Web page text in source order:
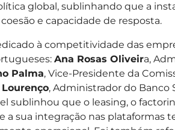
global, sublinhando que a
e capacidade de resposta.
à competitividade das
Ana Rosas Oliveira,
Palma, Vice-Presidente da
, Administrador do Banco
sublinhou que o leasing, o
a sua integração nas